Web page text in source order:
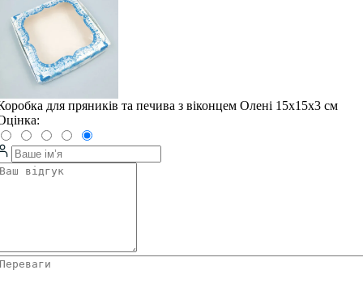
для пряників та печива з віконцем Олені 15х15х3 см